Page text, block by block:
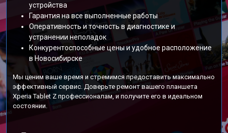
устройства
Гарантия на все выполненные работы
Оперативность и точность в диагностике и
устранении неполадок
Конкурентоспособные цены и удобное расположение
в Новосибирске
Мы ценим ваше время и стремимся предоставить максимально
эффективный сервис. Доверьте ремонт вашего планшета
Xperia Tablet Z профессионалам, и получите его в идеальном
состоянии.